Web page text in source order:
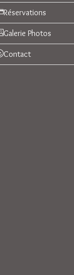
Réservations
Galerie Photos
Contact